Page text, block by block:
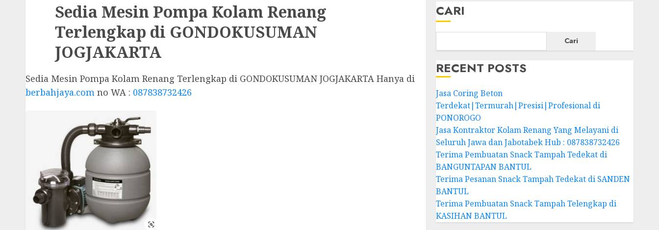
Sedia Mesin Pompa Kolam Renang
Terlengkap di GONDOKUSUMAN
JOGJAKARTA
Sedia Mesin Pompa Kolam Renang Terlengkap di GONDOKUSUMAN JOGJAKARTA Hanya di
berbahjaya.com no WA : 087838732426
CARI
Cari
RECENT POSTS
Jasa Coring Beton
Terdekat|Termurah|Presisi|Profesional di
PONOROGO
Jasa Kontraktor Kolam Renang Yang Melayani di
Seluruh Jawa dan Jabotabek Hub : 087838732426
Terima Pembuatan Snack Tampah Tedekat di
BANGUNTAPAN BANTUL
Terima Pesanan Snack Tampah Tedekat di SANDEN
BANTUL
Terima Pembuatan Snack Tampah Telengkap di
KASIHAN BANTUL